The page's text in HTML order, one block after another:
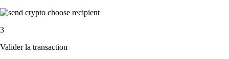
3
Valider la transaction